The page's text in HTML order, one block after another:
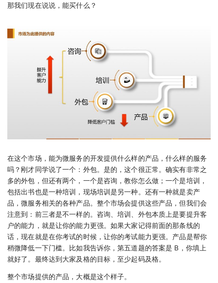
那我们现在说说，能买什么？
在这个市场，能为微服务的开发提供什么样的产品，什么样的服务
吗？刚才同学说了一个：外包。是的，这个很正常。确实有非常之
多的外包，但还有两个，一个是咨询，教你怎么做；一个是培训，
包括出书也是一种培训，现场培训是另一种。还有一种就是卖产
品，微服务相关的各种产品。整个市场会提供这些产品，但我们会
注意到：前三者是不一样的。咨询、培训、外包本质上是要提升客
户的能力，就是让你的能力更强。如果大家记得前面的那条线的
话，现在就是在你考试的时候，让你的考试能力更强。产品是帮你
稍微降低一下门槛。比如我告诉你，第五道题的答案是 B，你填上
就好了。最终达到大家及格的目标，至少起码及格。
整个市场提供的产品，大概是这个样子。